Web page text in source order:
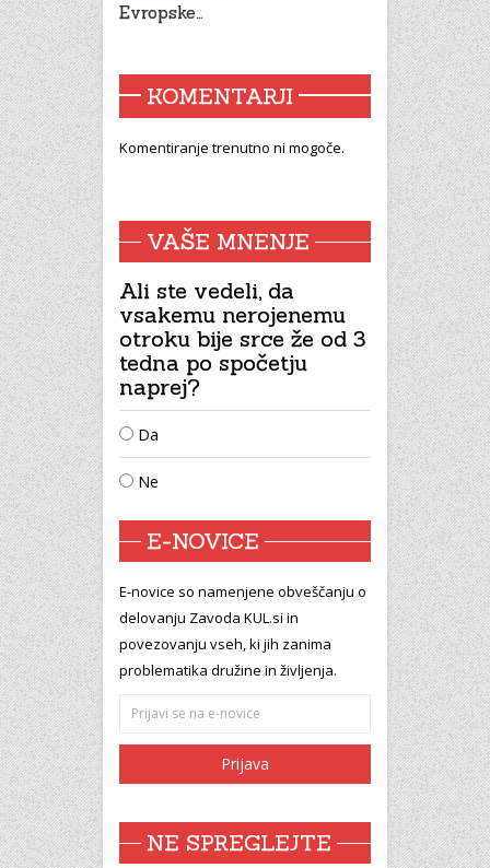
Evropske…
KOMENTARJI
Komentiranje trenutno ni mogoče.
VAŠE MNENJE
Ali ste vedeli, da
vsakemu nerojenemu
otroku bije srce že od 3
tedna po spočetju
naprej?
Da
Ne
E-NOVICE
E-novice so namenjene obveščanju o
delovanju Zavoda KUL.si in
povezovanju vseh, ki jih zanima
problematika družine in življenja.
NE SPREGLEJTE